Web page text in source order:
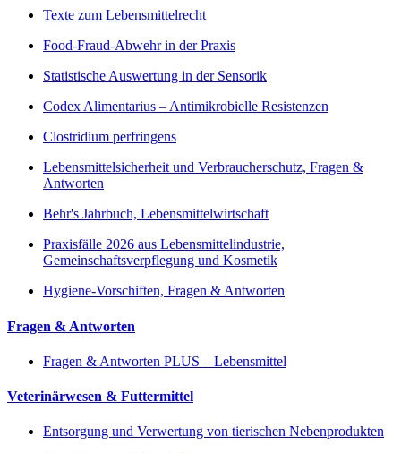
Texte zum Lebensmittelrecht
Food-Fraud-Abwehr in der Praxis
Statistische Auswertung in der Sensorik
Codex Alimentarius – Antimikrobielle Resistenzen
Clostridium perfringens
Lebensmittelsicherheit und Verbraucherschutz, Fragen &
Antworten
Behr's Jahrbuch, Lebensmittelwirtschaft
Praxisfälle 2026 aus Lebensmittelindustrie,
Gemeinschaftsverpflegung und Kosmetik
Hygiene-Vorschiften, Fragen & Antworten
Fragen & Antworten
Fragen & Antworten PLUS – Lebensmittel
Veterinärwesen & Futtermittel
Entsorgung und Verwertung von tierischen Nebenprodukten